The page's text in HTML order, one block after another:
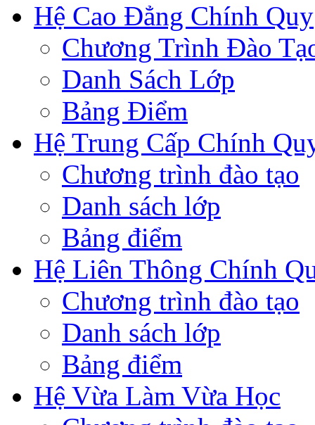
Hệ Cao Đẳng Chính Quy
Chương Trình Đào
Danh Sách Lớp
Bảng Điểm
Hệ Trung Cấp Chính
Chương trình đào tạo
Danh sách lớp
Bảng điểm
Hệ Liên Thông Chính
Chương trình đào tạo
Danh sách lớp
Bảng điểm
Hệ Vừa Làm Vừa Học